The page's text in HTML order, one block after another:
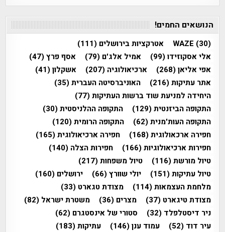
הנושאים החמים!
WAZE (30) אטרקציות בירושלים (111)
אלי אסקוזידו(99) אמיל אלג'ם (79) אסף פרץ(47)
אפי אליאן(268) ארכיאולוגיה (207) אשקלון(41)
אתר עתיקות(216) האוניברסיטה העברית(35)
היחידה למניעת שוד ברשות העתיקות(77)
התקופה הביזנטית(129) התקופה ההלניסטית(30)
התקופה העות'מנית(62) התקופה הרומית(120)
חפירה ארכאולוגית(168) חפירה ארכיאולוגית(165)
חפירות ארכיאולוגיות(166) חפירות הצלה (140)
טיול מורשת(116) טיול משפחות(217)
טיול עתיקות(151) יולי שוורץ(66) ירושלים (160)
מלחמת העצמאות(114) מצודת טגארט (33)
מצודת טיגארט (37) מצרים (36) משטרת ישראל (82)
ניר דיסטלפלד (32) סטורי של אינסטגרם (62)
עיר דוד (52) עמוד ענן(146) עתיקות(183)